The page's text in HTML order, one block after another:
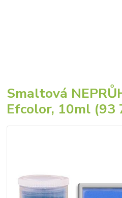
Smaltová
Efcolor, 10ml (93